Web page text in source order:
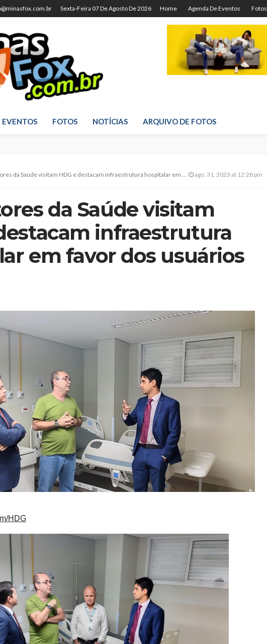
Sexta-Feira 07 De Agosto De 2026 Home Agenda De Eventos Fotos
FOTOS NOTÍCIAS ARQUIVO DE FOTOS
da Saúde visitam HDG e destacam infraestrutura hospitalar em favor dos usuários do SUS ago. 31, 2023 at 12:28 pm
da Saúde visitam
infraestrutura
em favor dos usuários
HDG